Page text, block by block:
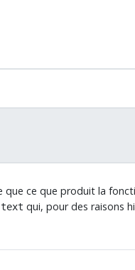
que ce que produit la
text qui, pour des raisons